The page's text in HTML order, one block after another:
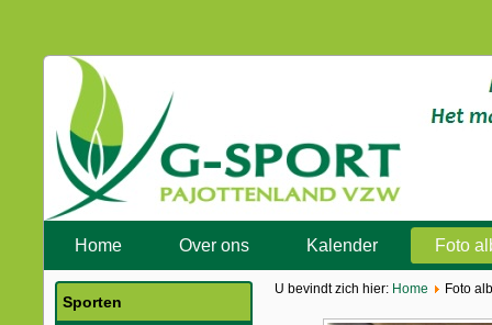
Home Over ons Kalender Foto
Sporten
U bevindt zich hier: Home Foto